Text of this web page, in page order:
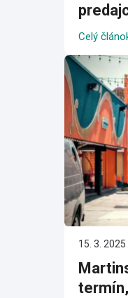
Celý
15. 3. 2025